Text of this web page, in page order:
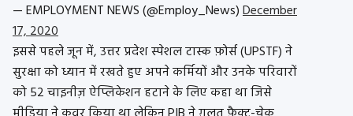
— EMPLOYMENT NEWS (@Employ_News)December
17, 2020
इससे पहले जून में, उत्तर प्रदेश स्पेशल टास्क फ़ोर्स (UPSTF) ने
सुरक्षा को ध्यान में रखते हुए अपने कर्मियों और उनके परिवारों
को 52 चाइनीज़ ऐप्लिकेशन हटाने के लिए कहा था जिसे